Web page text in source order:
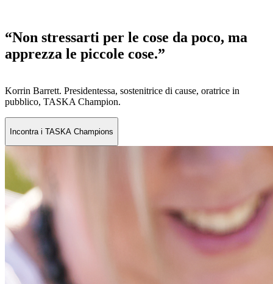
“Non stressarti per le cose da poco, ma
apprezza le piccole cose.”
Korrin Barrett. Presidentessa, sostenitrice di cause, oratrice in
pubblico, TASKA Champion.
Incontra i TASKA Champions